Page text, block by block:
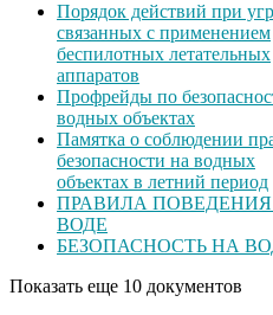
Порядок действий при
связанных с применением
беспилотных летательных
аппаратов
Профрейды по
водных объектах
Памятка о соблюдении
безопасности на водных
объектах в летний период
ПРАВИЛА
ВОДЕ
БЕЗОПАСНОСТЬ НА
Показать еще 10 документов